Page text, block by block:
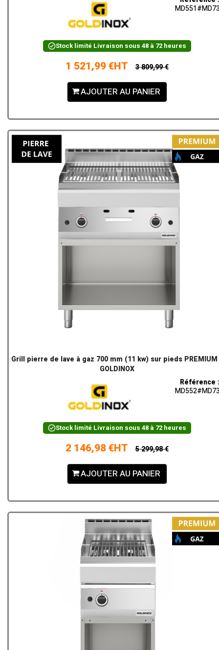
Stock limité Livraison sous 48 à 72 heures
1 521,99 €HT 3 809,99 €
AJOUTER AU PANIER
Grill pierre de lave à gaz 700 mm (11 kw) sur pieds
GOLDINOX
Référence :
Stock limité Livraison sous 48 à 72 heures
2 146,98 €HT 5 299,98 €
AJOUTER AU PANIER